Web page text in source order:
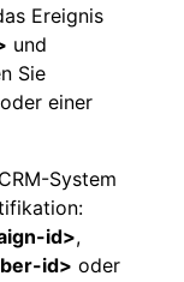
Ereignis
und
Sie
einer
System
id>,
id> oder